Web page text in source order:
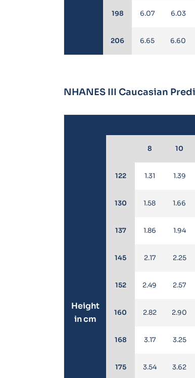
198 6.07 6.03
206 6.65 6.60
NHANES III Caucasian
Height
in cm
8 10
122 1.31 1.39
130 1.58 1.66
137 1.86 1.94
145 2.17 2.25
152 2.49 2.57
160 2.82 2.90
168 3.17 3.25
175 3.54 3.62